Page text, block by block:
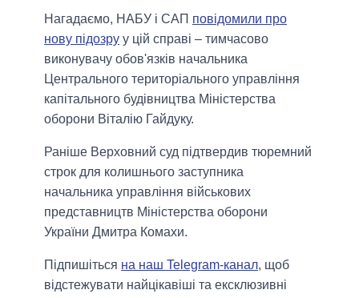
Нагадаємо, НАБУ і САП повідомили про
нову підозру у цій справі – тимчасово
виконувачу обов'язків начальника
Центрального територіального управління
капітального будівництва Міністерства
оборони Віталію Гайдуку.
Раніше Верховний суд підтвердив тюремний
строк для колишнього заступника
начальника управління військових
представництв Міністерства оборони
України Дмитра Комахи.
Підпишіться на наш Telegram-канал, щоб
відстежувати найцікавіші та ексклюзивні